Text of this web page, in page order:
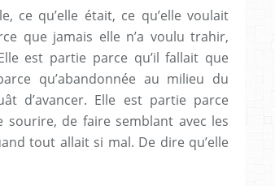
ce qu’elle était, ce qu’elle voulait
que jamais elle n’a voulu trahir,
est partie parce qu’il fallait que
qu’abandonnée au milieu du
d’avancer. Elle est partie parce
sourire, de faire semblant avec les
tout allait si mal. De dire qu’elle